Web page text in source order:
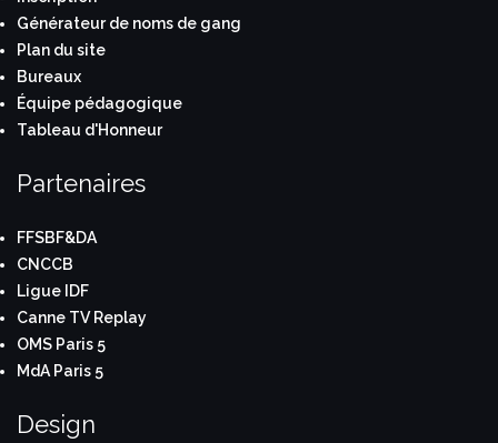
Générateur de noms de gang
Plan du site
Bureaux
Équipe pédagogique
Tableau d'Honneur
Partenaires
FFSBF&DA
CNCCB
Ligue IDF
Canne TV Replay
OMS Paris 5
MdA Paris 5
Design